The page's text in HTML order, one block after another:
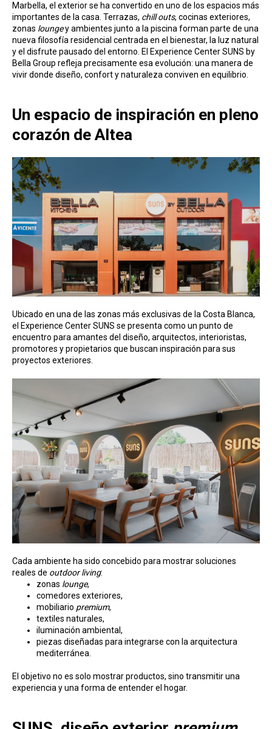
Marbella, el exterior se ha convertido en uno de los espacios más
importantes de la casa. Terrazas, chill outs, cocinas exteriores,
zonas loungey ambientes junto a la piscina forman parte de una
nueva filosofía residencial centrada en el bienestar, la luz natural
y el disfrute pausado del entorno. El Experience Center SUNS by
Bella Group refleja precisamente esa evolución: una manera de
vivir donde diseño, confort y naturaleza conviven en equilibrio.
Un espacio de inspiración en pleno
corazón de Altea
Ubicado en una de las zonas más exclusivas de la Costa Blanca,
el Experience Center SUNS se presenta como un punto de
encuentro para amantes del diseño, arquitectos, interioristas,
promotores y propietarios que buscan inspiración para sus
proyectos exteriores.
Cada ambiente ha sido concebido para mostrar soluciones
reales de outdoor living:
zonas lounge,
comedores exteriores,
mobiliario premium,
textiles naturales,
iluminación ambiental,
piezas diseñadas para integrarse con la arquitectura
mediterránea.
El objetivo no es solo mostrar productos, sino transmitir una
experiencia y una forma de entender el hogar.